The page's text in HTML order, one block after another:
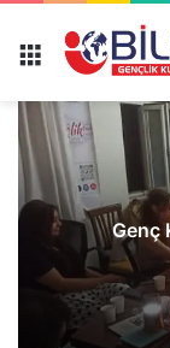
Genç